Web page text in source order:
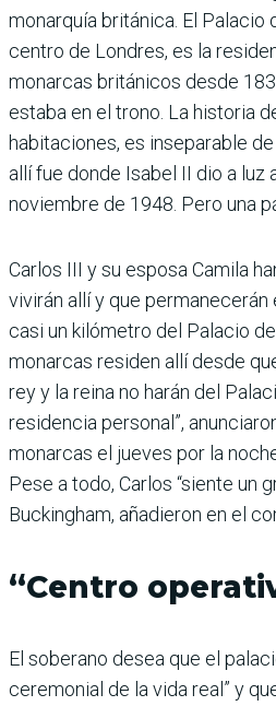
monarquía británica. El Palacio
centro de Londres, es la
monarcas británicos desde
estaba en el trono. La historia
habitaciones, es inseparable
allí fue donde Isabel II dio a luz
noviembre de 1948. Pero una
Carlos III y su esposa Camila
vivirán allí y que permanecerán
casi un kilómetro del Palacio
monarcas residen allí desde
rey y la reina no harán del
residencia personal”,
monarcas el jueves por la
Pese a todo, Carlos “siente un
Buckingham, añadieron en el
“Centro
El soberano desea que el
ceremonial de la vida real” y